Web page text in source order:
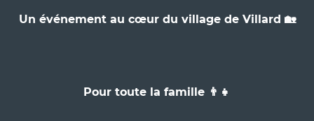
Un événement au cœur du village de Villard 🏡
Pour toute la famille 👨‍👧